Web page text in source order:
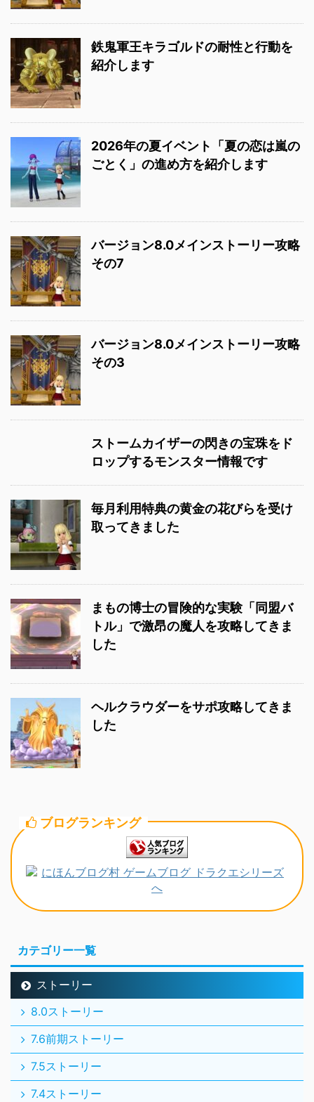
鉄鬼軍王キラゴルドの耐性と行動を
紹介します
2026年の夏イベント「夏の恋は嵐の
ごとく」の進め方を紹介します
バージョン8.0メインストーリー攻略
その7
バージョン8.0メインストーリー攻略
その3
ストームカイザーの閃きの宝珠をド
ロップするモンスター情報です
毎月利用特典の黄金の花びらを受け
取ってきました
まもの博士の冒険的な実験「同盟バ
トル」で激昂の魔人を攻略してきま
した
ヘルクラウダーをサポ攻略してきま
した
ブログランキング
カテゴリー一覧
ストーリー
8.0ストーリー
7.6前期ストーリー
7.5ストーリー
7.4ストーリー